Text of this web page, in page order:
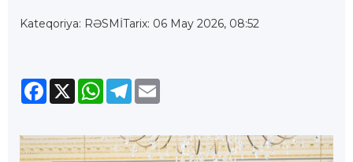
Kateqoriya: RƏSMİTarix: 06 May 2026, 08:52
Facebook
X WhatsApp
Telegram